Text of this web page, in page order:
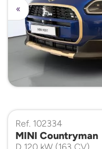
«
Ref. 102334
MINI Countryman